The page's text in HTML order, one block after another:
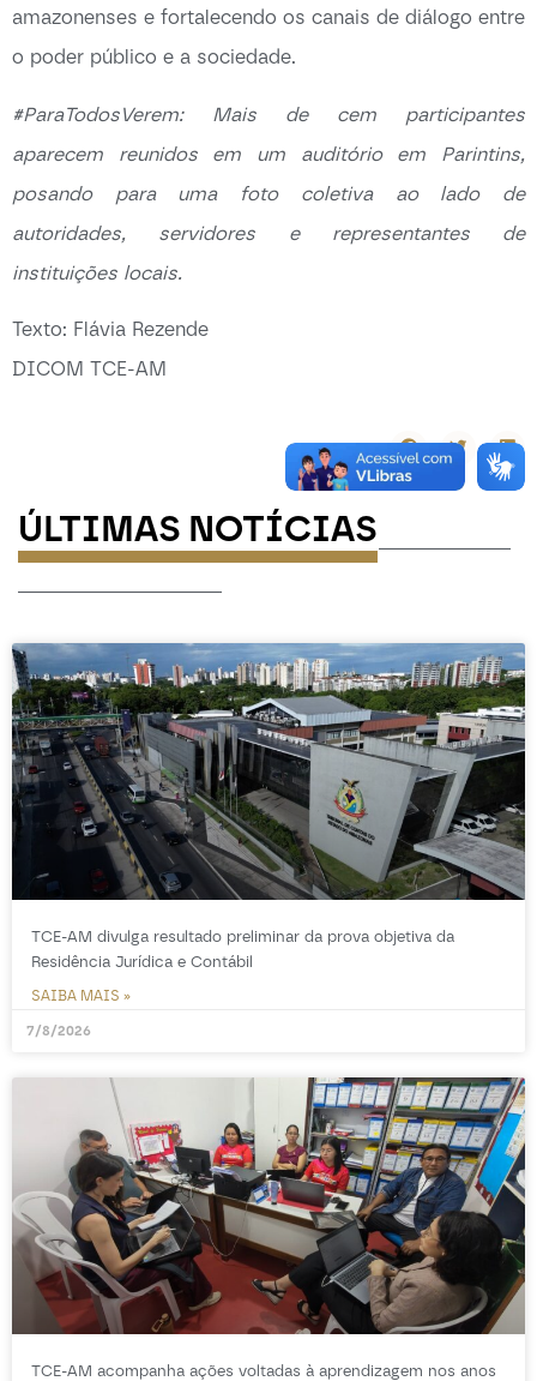
amazonenses e fortalecendo os canais de diálogo entre
o poder público e a sociedade.
#ParaTodosVerem: Mais de cem participantes
aparecem reunidos em um auditório em Parintins,
posando para uma foto coletiva ao lado de
autoridades, servidores e representantes de
instituições locais.
Texto: Flávia Rezende
DICOM TCE-AM
ÚLTIMAS NOTÍCIAS
-----------------
TCE-AM divulga resultado preliminar da prova objetiva da
Residência Jurídica e Contábil
SAIBA MAIS »
7/8/2026
TCE-AM acompanha ações voltadas à aprendizagem nos anos